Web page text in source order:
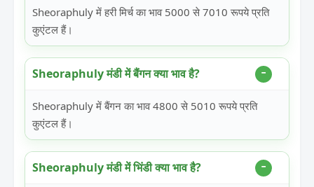
Sheoraphuly में हरी मिर्च का भाव 5000 से 7010 रूपये प्रति
कुएंटल हैं।
Sheoraphuly मंडी में बैंगन क्या भाव है?
Sheoraphuly में बैंगन का भाव 4800 से 5010 रूपये प्रति
कुएंटल हैं।
Sheoraphuly मंडी में भिंडी क्या भाव है?